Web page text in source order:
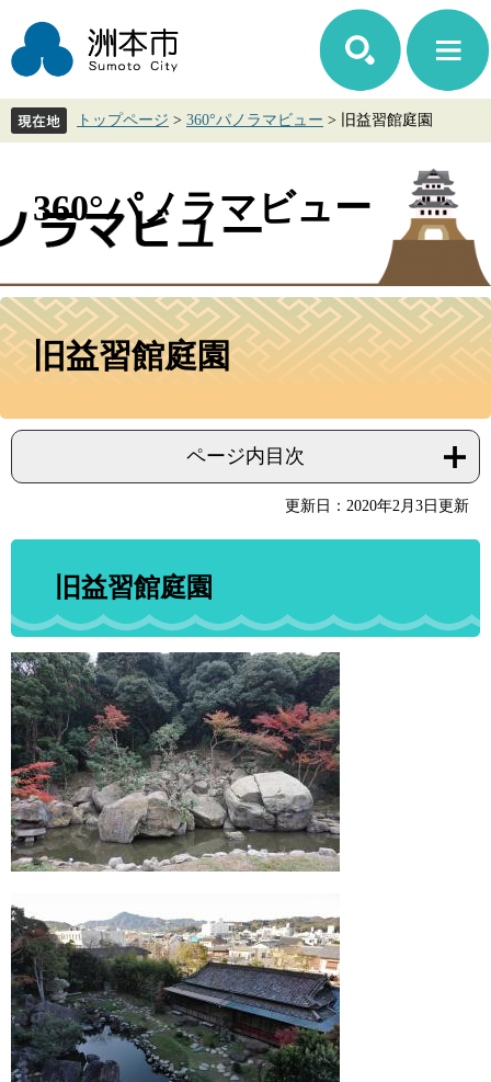
ジ
先
ュ
を
文
トップページ > 360°パノラマビュー > 旧益習館庭園
360°パノラマビュー
本
文
旧益習館庭園
ページ内目次
更新日：2020年2月3日更新
旧益習館庭園